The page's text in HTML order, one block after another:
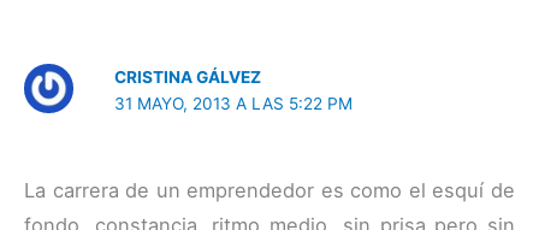
CRISTINA GÁLVEZ
31 MAYO, 2013 A LAS 5:22 PM
La carrera de un emprendedor es como el esquí de